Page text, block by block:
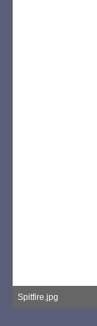
Spitfire.jpg